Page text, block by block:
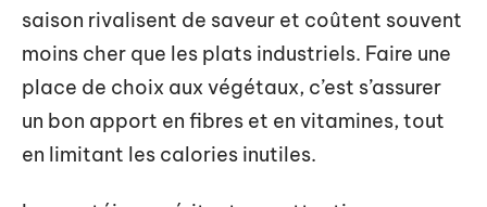
saison rivalisent de saveur et coûtent souvent
moins cher que les plats industriels. Faire une
place de choix aux végétaux, c’est s’assurer
un bon apport en fibres et en vitamines, tout
en limitant les calories inutiles.